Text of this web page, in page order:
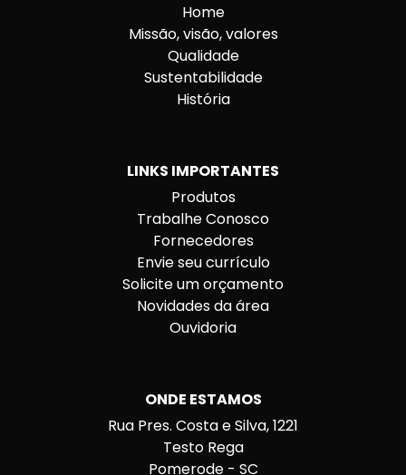
Home
Missão, visão, valores
Qualidade
Sustentabilidade
História
LINKS IMPORTANTES
Produtos
Trabalhe Conosco
Fornecedores
Envie seu currículo
Solicite um orçamento
Novidades da área
Ouvidoria
ONDE ESTAMOS
Rua Pres. Costa e Silva, 1221
Testo Rega
Pomerode - SC